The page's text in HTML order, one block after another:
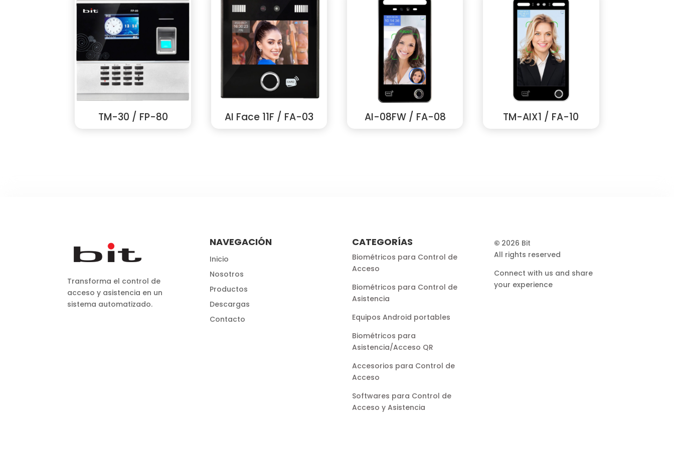
TM-30 / FP-80 AI Face 11F / FA-03 AI-08FW / FA-08 TM-AIX1 / FA-10
Transforma el control de
acceso y asistencia en un
sistema automatizado.
NAVEGACIÓN
Inicio
Nosotros
Productos
Descargas
Contacto
CATEGORÍAS
Biométricos para Control de
Acceso
Biométricos para Control de
Asistencia
Equipos Android portables
Biométricos para
Asistencia/Acceso QR
Accesorios para Control de
Acceso
Softwares para Control de
Acceso y Asistencia
© 2026 Bit
All rights reserved
Connect with us and share
your experience